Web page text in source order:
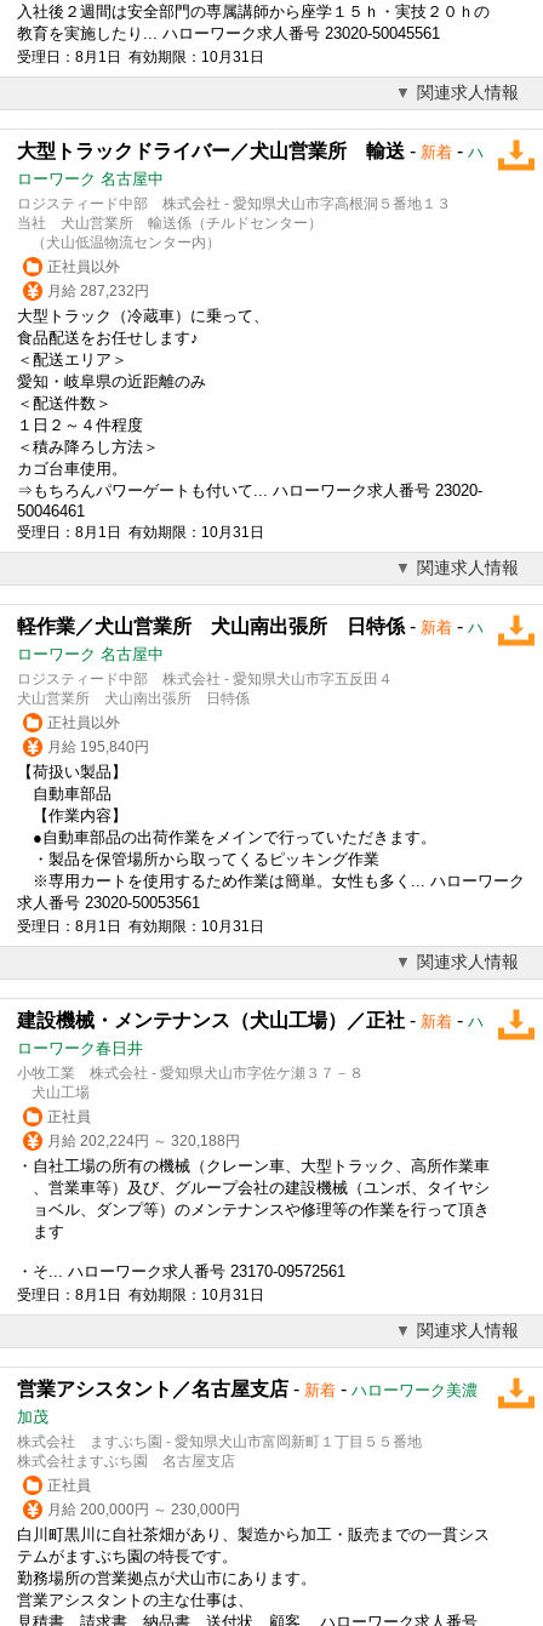
入社後２週間は安全部門の専属講師から座学１５ｈ・実技２０ｈの
教育を実施したり... ハローワーク求人番号 23020-50045561
受理日：8月1日 有効期限：10月31日
関連求人情報
大型トラックドライバー／犬山営業所 輸送 - 新着 - ハ
ローワーク 名古屋中
ロジスティード中部 株式会社 - 愛知県犬山市字高根洞５番地１３
当社 犬山営業所 輸送係（チルドセンター）
（犬山低温物流センター内）
正社員以外
月給 287,232円
大型トラック（冷蔵車）に乗って、
食品配送をお任せします♪
＜配送エリア＞
愛知・岐阜県の近距離のみ
＜配送件数＞
１日２～４件程度
＜積み降ろし方法＞
カゴ台車使用。
⇒もちろんパワーゲートも付いて... ハローワーク求人番号 23020-
50046461
受理日：8月1日 有効期限：10月31日
関連求人情報
軽作業／犬山営業所 犬山南出張所 日特係 - 新着 - ハ
ローワーク 名古屋中
ロジスティード中部 株式会社 - 愛知県犬山市字五反田４
犬山営業所 犬山南出張所 日特係
正社員以外
月給 195,840円
【荷扱い製品】
自動車部品
【作業内容】
●自動車部品の出荷作業をメインで行っていただきます。
・製品を保管場所から取ってくるピッキング作業
※専用カートを使用するため作業は簡単。女性も多く... ハローワーク
求人番号 23020-50053561
受理日：8月1日 有効期限：10月31日
関連求人情報
建設機械・メンテナンス（犬山工場）／正社 - 新着 - ハ
ローワーク春日井
小牧工業 株式会社 - 愛知県犬山市字佐ケ瀬３７－８
犬山工場
正社員
月給 202,224円 ～ 320,188円
・自社工場の所有の機械（クレーン車、大型トラック、高所作業車
営業車等）及び、グループ会社の建設機械（ユンボ、タイヤシ
ョベル、ダンプ等）のメンテナンスや修理等の作業を行って頂き
ます
・そ... ハローワーク求人番号 23170-09572561
受理日：8月1日 有効期限：10月31日
関連求人情報
営業アシスタント／名古屋支店 - 新着 - ハローワーク美濃
加茂
株式会社 ますぶち園 - 愛知県犬山市富岡新町１丁目５５番地
株式会社ますぶち園 名古屋支店
正社員
月給 200,000円 ～ 230,000円
白川町黒川に自社茶畑があり、製造から加工・販売までの一貫シス
テムがますぶち園の特長です。
勤務場所の営業拠点が犬山市にあります。
営業アシスタントの主な仕事は、
見積書、請求書、納品書、送付状…顧客... ハローワーク求人番号